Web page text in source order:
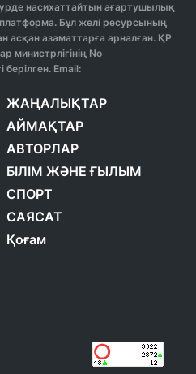
насихаттайтын ағартушылық
Бұл желі ресурсының
асқан азаматтарға арналған. ҚР
министрлігінің No
Email:
ЖАҢАЛЫҚТАР
АЙМАҚТАР
АВТОРЛАР
БІЛІМ ЖӘНЕ ҒЫЛЫМ
СПОРТ
САЯСАТ
Қоғам